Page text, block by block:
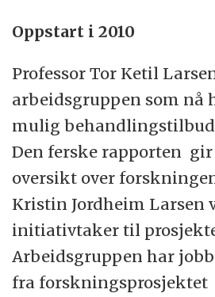
Oppstart i 2010
Professor Tor Ketil
arbeidsgruppen som nå
mulig
Den ferske rapporten gir
oversikt over
Kristin Jordheim Larsen
initiativtaker til
Arbeidsgruppen har
fra forskningsprosjektet